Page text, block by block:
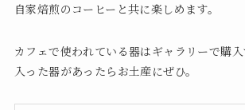
自家焙煎のコーヒーと共に楽しめます。
カフェで使われている器はギャラリーで購
入った器があったらお土産にぜひ。